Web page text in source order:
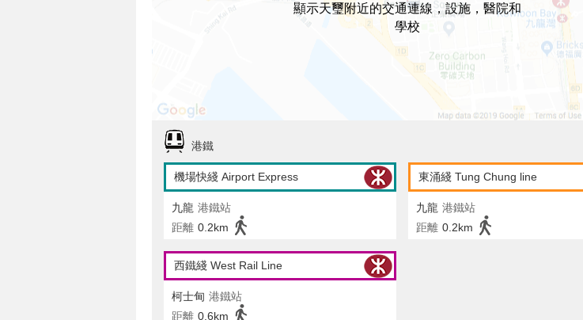
顯示天璽附近的交通連線，設施，醫院和
學校
港鐵
機場快綫 Airport Express
九龍 港鐵站
距離 0.2km
東涌綫 Tung Chung line
九龍 港鐵站
距離 0.2km
西鐵綫 West Rail Line
柯士甸 港鐵站
距離 0.6km